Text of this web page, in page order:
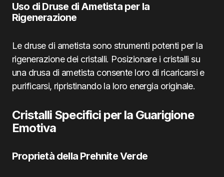
Uso di Druse di Ametista per la
Rigenerazione
Le druse di ametista sono strumenti potenti per la
rigenerazione dei cristalli. Posizionare i cristalli su
una drusa di ametista consente loro di ricaricarsi e
purificarsi, ripristinando la loro energia originale.
Cristalli Specifici per la Guarigione
Emotiva
Proprietà della Prehnite Verde